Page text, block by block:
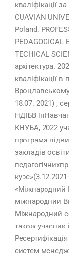
кваліфікації
CUAVIAN
Poland.
PEDAGOGICAL
TECHICAL
архітектура.
кваліфікації
18.07. 2021) ,
НДІБВ
КНУБА, 2022
програма
закладів
«Міжнародний
міжнародний
Міжнародний
також учасник
систем